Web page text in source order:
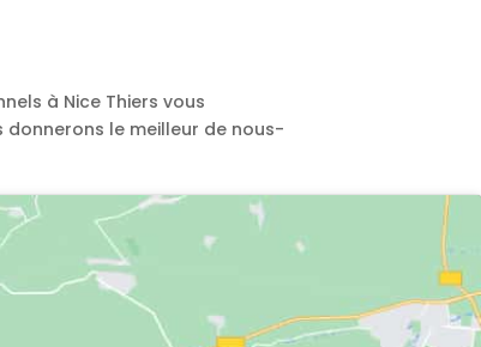
à Nice Thiers vous
donnerons le meilleur de nous-